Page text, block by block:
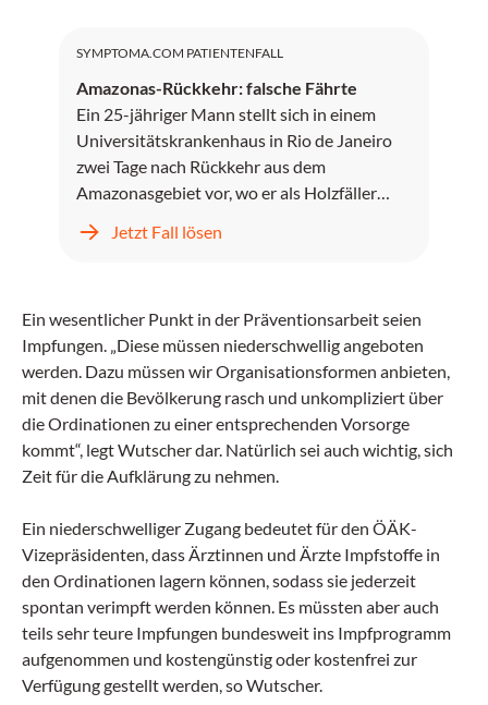
SYMPTOMA.COM PATIENTENFALL
Amazonas-Rückkehr: falsche Fährte
Ein 25-jähriger Mann stellt sich in einem
Universitätskrankenhaus in Rio de Janeiro
zwei Tage nach Rückkehr aus dem
Amazonasgebiet vor, wo er als Holzfäller
gearbeitet hat.
Jetzt Fall lösen
Ein wesentlicher Punkt in der Präventionsarbeit seien
Impfungen. „Diese müssen niederschwellig angeboten
werden. Dazu müssen wir Organisationsformen anbieten,
mit denen die Bevölkerung rasch und unkompliziert über
die Ordinationen zu einer entsprechenden Vorsorge
kommt“, legt Wutscher dar. Natürlich sei auch wichtig, sich
Zeit für die Aufklärung zu nehmen.
Ein niederschwelliger Zugang bedeutet für den ÖÄK-
Vizepräsidenten, dass Ärztinnen und Ärzte Impfstoffe in
den Ordinationen lagern können, sodass sie jederzeit
spontan verimpft werden können. Es müssten aber auch
teils sehr teure Impfungen bundesweit ins Impfprogramm
aufgenommen und kostengünstig oder kostenfrei zur
Verfügung gestellt werden, so Wutscher.